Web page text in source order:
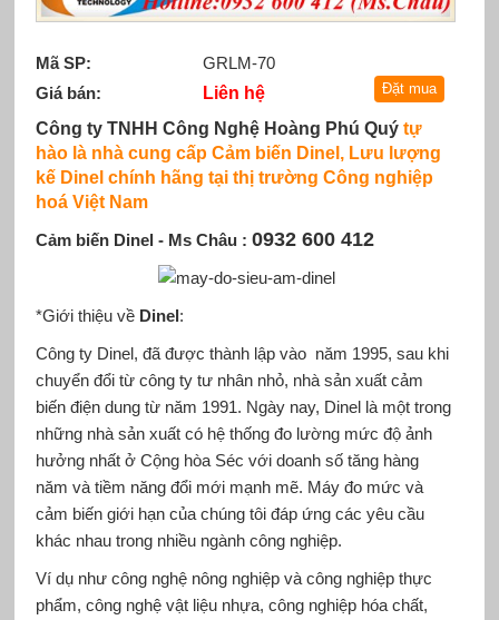
Mã SP:
GRLM-70
Giá bán:
Liên hệ
Công ty TNHH Công Nghệ Hoàng Phú Quýtự
hào là nhà cung cấp Cảm biến Dinel, Lưu lượng
kế Dinel chính hãng tại thị trường Công nghiệp
hoá Việt Nam
Cảm biến Dinel - Ms Châu : 0932 600 412
*Giới thiệu về Dinel:
Công ty Dinel, đã được thành lập vào năm 1995, sau khi
chuyển đổi từ công ty tư nhân nhỏ, nhà sản xuất cảm
biến điện dung từ năm 1991. Ngày nay, Dinel là một trong
những nhà sản xuất có hệ thống đo lường mức độ ảnh
hưởng nhất ở Cộng hòa Séc với doanh số tăng hàng
năm và tiềm năng đổi mới mạnh mẽ. Máy đo mức và
cảm biến giới hạn của chúng tôi đáp ứng các yêu cầu
khác nhau trong nhiều ngành công nghiệp.
Ví dụ như công nghệ nông nghiệp và công nghiệp thực
phẩm, công nghệ vật liệu nhựa, công nghiệp hóa chất,